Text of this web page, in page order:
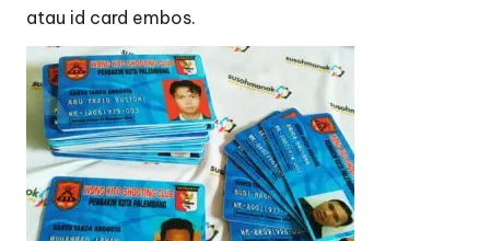
atau id card embos.